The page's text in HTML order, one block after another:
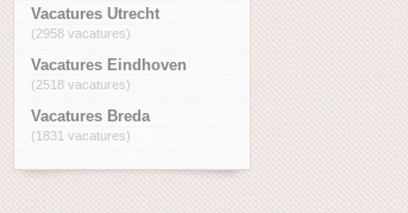
Vacatures Utrecht
(2958 vacatures)
Vacatures Eindhoven
(2518 vacatures)
Vacatures Breda
(1831 vacatures)